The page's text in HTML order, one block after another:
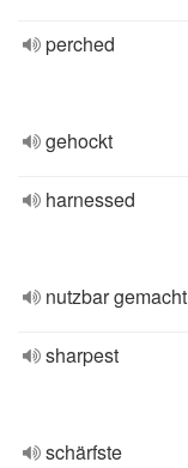
perched
gehockt
harnessed
nutzbar gemacht
sharpest
schärfste